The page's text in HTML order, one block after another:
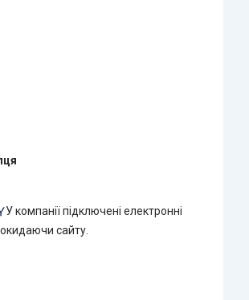
У компанії підключені електронні
сайту.